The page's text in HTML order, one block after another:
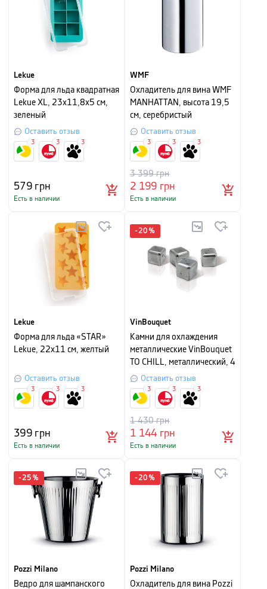
Lekue
Форма для льда квадратная
Lekue XL, 23х11,8х5 см,
зеленый
Оставить отзыв
579грн
Есть в наличии
3 3 3
WMF
Охладитель для вина WMF
MANHATTAN, высота 19,5
см, серебристый
Оставить отзыв
2 199 грн
3 399грн
Есть в наличии
3 3 3
Lekue
Форма для льда «STAR»
Lekue, 22х11 см, желтый
Оставить отзыв
399грн
Есть в наличии
3 3 3
-20 %
VinBouquet
Камни для охлаждения
металлические VinBouquet
TO CHILL, металлический, 4
шт Оставить отзыв
1 144 грн
1 430грн
Есть в наличии
3 3 3
-25 %
Pozzi Milano
Ведро для шампанского
-20 %
Pozzi Milano
Охладитель для вина Pozzi